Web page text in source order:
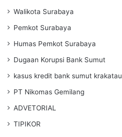
Walikota Surabaya
Pemkot Surabaya
Humas Pemkot Surabaya
Dugaan Korupsi Bank Sumut
kasus kredit bank sumut krakatau
PT Nikomas Gemilang
ADVETORIAL
TIPIKOR